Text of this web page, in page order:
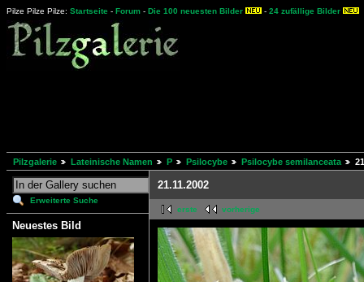
Pilze Pilze Pilze: Startseite - Forum - Die 100 neuesten Bilder - 24 zufällige Bilder
Pilzgalerie Lateinische Namen P Psilocybe Psilocybe semilanceata
Erweiterte Suche
Neuestes Bild
21.11.2002
erste vorherige